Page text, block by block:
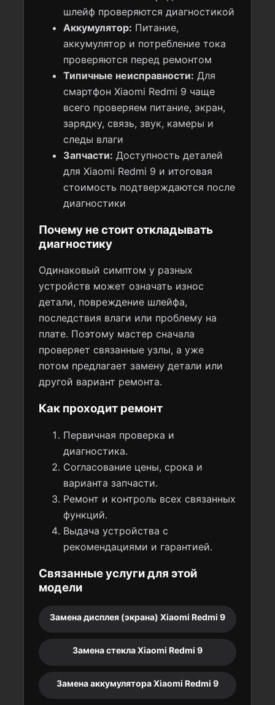
шлейф проверяются диагностикой
Аккумулятор: Питание,
аккумулятор и потребление тока
проверяются перед ремонтом
Типичные неисправности: Для
смартфон Xiaomi Redmi 9 чаще
всего проверяем питание, экран,
зарядку, связь, звук, камеры и
следы влаги
Запчасти: Доступность деталей
для Xiaomi Redmi 9 и итоговая
стоимость подтверждаются после
диагностики
Почему не стоит откладывать
диагностику
Одинаковый симптом у разных
устройств может означать износ
детали, повреждение шлейфа,
последствия влаги или проблему на
плате. Поэтому мастер сначала
проверяет связанные узлы, а уже
потом предлагает замену детали или
другой вариант ремонта.
Как проходит ремонт
Первичная проверка и
диагностика.
Согласование цены, срока и
варианта запчасти.
Ремонт и контроль всех связанных
функций.
Выдача устройства с
рекомендациями и гарантией.
Связанные услуги для этой
модели
Замена дисплея (экрана) Xiaomi Redmi 9
Замена стекла Xiaomi Redmi 9
Замена аккумулятора Xiaomi Redmi 9